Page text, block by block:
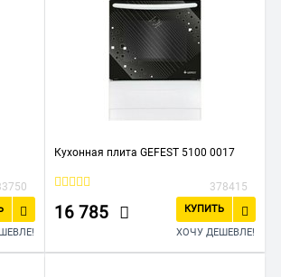
Кухонная плита GEFEST 5100 0017
378415
16 785
КУПИТЬ
ХОЧУ ДЕШЕВЛЕ!